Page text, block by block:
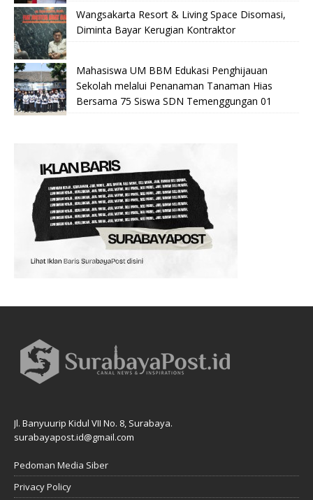
Wangsakarta Resort & Living Space Disomasi,
Diminta Bayar Kerugian Kontraktor
Mahasiswa UM BBM Edukasi Penghijauan
Sekolah melalui Penanaman Tanaman Hias
Bersama 75 Siswa SDN Temenggungan 01
Jl. Banyuurip Kidul VII No. 8, Surabaya.
surabayapost.id@gmail.com
Pedoman Media Siber
Privacy Policy